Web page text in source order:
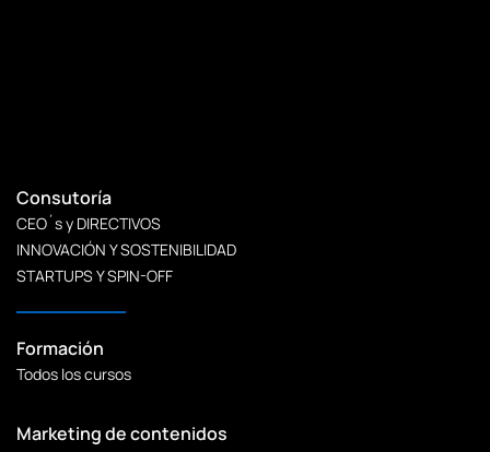
Consutoría
CEO´s y DIRECTIVOS
INNOVACIÓN Y SOSTENIBILIDAD
STARTUPS Y SPIN-OFF
Formación
Todos los cursos
Marketing de contenidos